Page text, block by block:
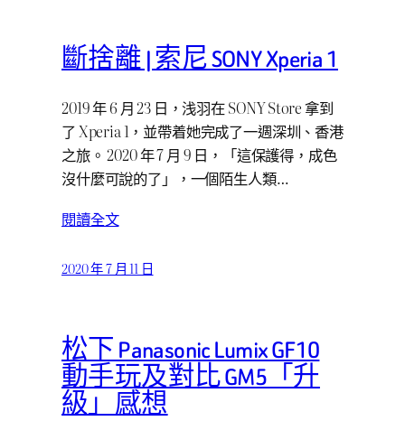
斷捨離 | 索尼 SONY Xperia 1
2019 年 6 月 23 日，浅羽在 SONY Store 拿到
了 Xperia 1，並帶着她完成了一週深圳、香港
之旅。 2020 年 7 月 9 日，「這保護得，成色
沒什麼可說的了」，一個陌生人類…
閱讀全文
2020 年 7 月 11 日
松下 Panasonic Lumix GF10
動手玩及對比 GM5「升
級」感想